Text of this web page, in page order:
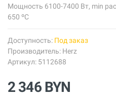
Мощность 6100-7400 Вт, min
650 ºС
Доступность: Под заказ
Производитель: Herz
Артикул: 5112688
2 346 BYN